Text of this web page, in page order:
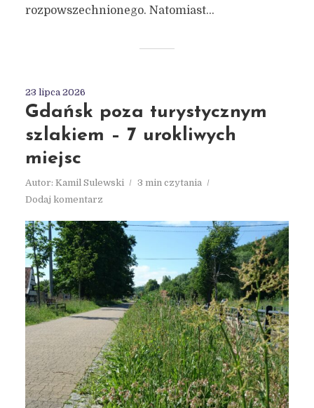
rozpowszechnionego. Natomiast...
23 lipca 2026
Gdańsk poza turystycznym
szlakiem – 7 urokliwych
miejsc
Autor: Kamil Sulewski
3 min czytania
Dodaj komentarz